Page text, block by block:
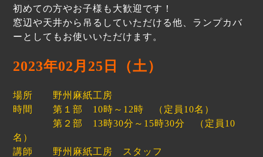
初めての方やお子様も大歓迎です！
窓辺や天井から吊るしていただける他、ランプカバ
ーとしてもお使いいただけます。
2023年02月25日（土）
場所 野州麻紙工房
時間 第１部 10時～12時 （定員10名）
第２部 13時30分～15時30分 （定員10
名）
講師 野州麻紙工房 スタッフ